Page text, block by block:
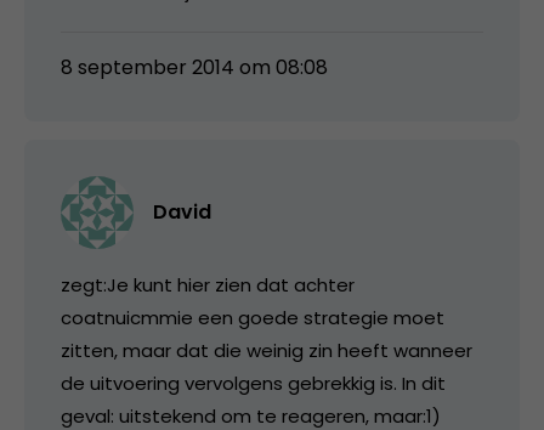
8 september 2014 om 08:08
David
zegt:Je kunt hier zien dat achter
coatnuicmmie een goede strategie moet
zitten, maar dat die weinig zin heeft wanneer
de uitvoering vervolgens gebrekkig is. In dit
geval: uitstekend om te reageren, maar:1)